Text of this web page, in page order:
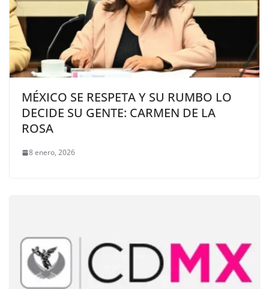
MÉXICO SE RESPETA Y SU RUMBO LO
DECIDE SU GENTE: CARMEN DE LA
ROSA
8 enero, 2026